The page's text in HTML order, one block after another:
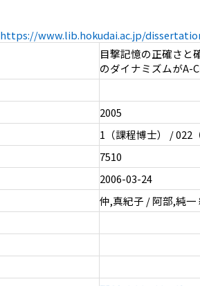
https://www.lib.hokudai.ac.jp/
目撃記憶の正確さと
のダイナミズムがA-
2005
1（課程博士） / 022
7510
2006-03-24
仲,真紀子 / 阿部,純一